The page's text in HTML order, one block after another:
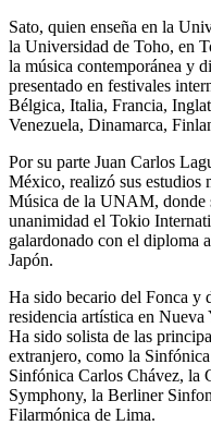
Sato, quien enseña en la
la Universidad de Toho, en
la música contemporánea y
presentado en festivales
Bélgica, Italia, Francia,
Venezuela, Dinamarca,
Por su parte Juan Carlos
México, realizó sus estudios
Música de la UNAM, donde
unanimidad el Tokio
galardonado con el diploma
Japón.
Ha sido becario del Fonca y
residencia artística en
Ha sido solista de las
extranjero, como la
Sinfónica Carlos Chávez, la
Symphony, la Berliner
Filarmónica de Lima.